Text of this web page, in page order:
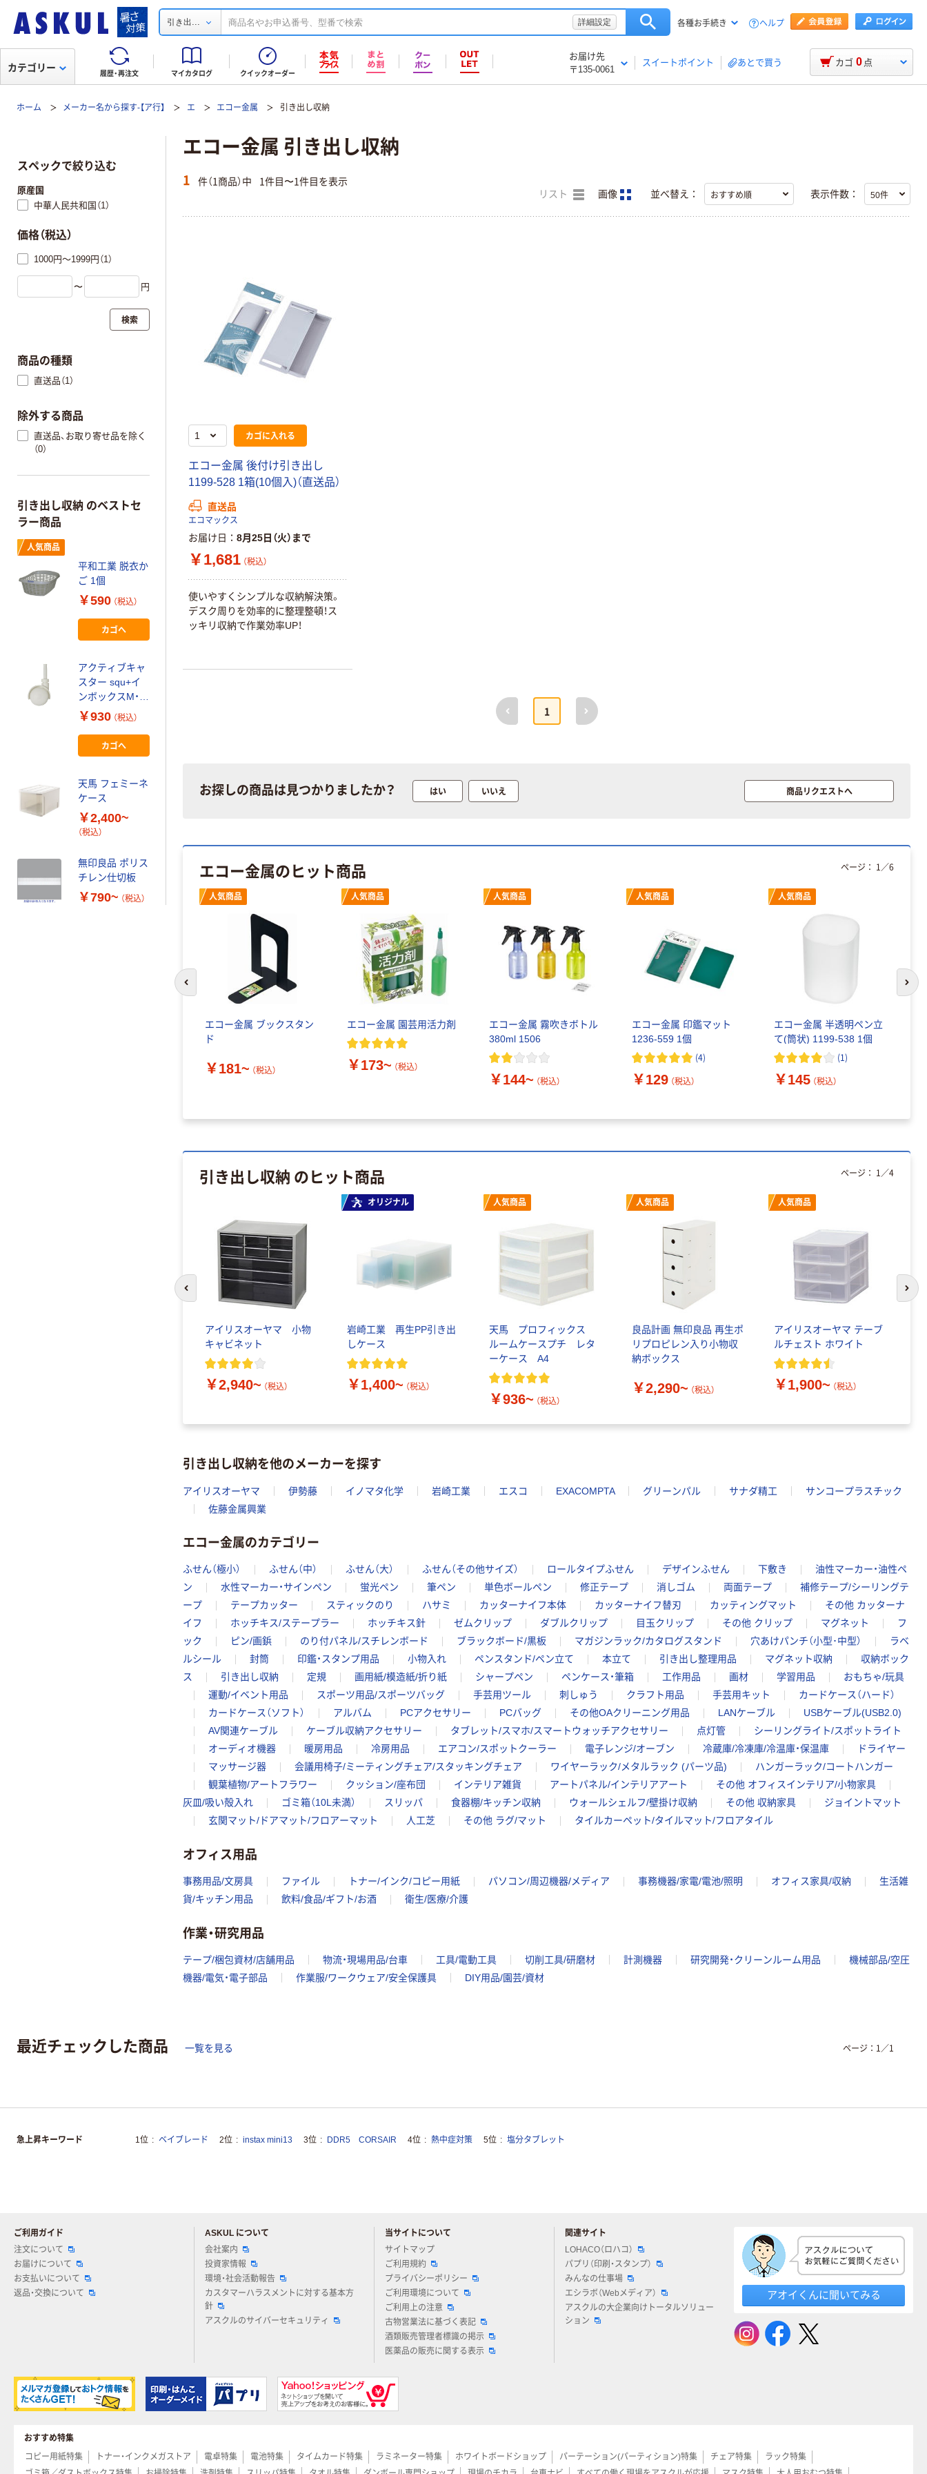
引き出 ... 詳細設定 各種お手続き ヘルプ
履歴・再注文 マイカタログ クイックオーダー
お届け先
〒135-0061
スイートポイント あとで買う
カテゴリー カゴ 0 点
ホーム メーカー名から探す-【ア行】 エ エコー金属 引き出し収納
エコー金属 引き出し収納
1 件（1商品）中 1件目〜1件目を表示
リスト 画像 並べ替え： 表示件数：
カゴに入れる
エコー金属 後付け引き出し
1199-528 1箱(10個入)（直送品）
直送品
エコマックス
お届け日 8月25日（火）まで
￥1,681 （税込）
使いやすくシンプルな収納解決策。
デスク周りを効率的に整理整頓！ス
ッキリ収納で作業効率UP！
前へ
1
次へ
お探しの商品は見つかりましたか？ はい いいえ 商品リクエストへ
エコー金属のヒット商品
人気商品
エコー金属 ブックスタン
ド
￥181~ （税込）
人気商品
エコー金属 園芸用活力剤
￥173~ （税込）
人気商品
エコー金属 霧吹きボトル
380ml 1506
￥144~ （税込）
人気商品
エコー金属 印鑑マット
1236-559 1個
(4)
￥129 （税込）
人気商品
エコー金属 半透明ペン立
て(筒状) 1199-538 1個
(1)
￥145 （税込）
ページ： 1 ／6
前のスライドへ 次
引き出し収納 のヒット商品
アイリスオーヤマ 小物
キャビネット
￥2,940~ （税込）
オリジナル
岩崎工業 再生PP引き出
しケース
￥1,400~ （税込）
人気商品
天馬 プロフィックス
ルームケースプチ レタ
ーケース A4
￥936~ （税込）
人気商品
良品計画 無印良品 再生ポ
リプロピレン入り小物収
納ボックス
￥2,290~ （税込）
人気商品
アイリスオーヤマ テーブ
ルチェスト ホワイト
￥1,900~ （税込）
ページ： 1 ／4
前のスライドへ 次
引き出し収納を他のメーカーを探す
アイリスオーヤマ 伊勢藤 イノマタ化学 岩崎工業 エスコ EXACOMPTA グリーンパル サナダ精工
サンコープラスチック
佐藤金属興業
エコー金属のカテゴリー
ふせん（極小） ふせん（中） ふせん（大） ふせん（その他サイズ） ロールタイプふせん デザインふせん 下敷き
油性マーカー・油性ペ
ン
水性マーカー・サインペン 蛍光ペン 筆ペン 単色ボールペン 修正テープ 消しゴム 両面テープ
補修テープ/シーリングテ
ープ
テープカッター スティックのり ハサミ カッターナイフ本体 カッターナイフ替刃 カッティングマット
その他 カッターナ
イフ
ホッチキス/ステープラー ホッチキス針 ゼムクリップ ダブルクリップ 目玉クリップ その他 クリップ マグネット
フ
ック
ピン/画鋲 のり付パネル/スチレンボード ブラックボード/黒板 マガジンラック/カタログスタンド 穴あけパンチ（小型･中型）
ラベ
ルシール
封筒 印鑑・スタンプ用品 小物入れ ペンスタンド/ペン立て 本立て 引き出し整理用品 マグネット収納
収納ボック
ス
引き出し収納 定規 画用紙/模造紙/折り紙 シャープペン ペンケース・筆箱 工作用品 画材 学習用品
おもちゃ/玩具
運動/イベント用品
スポーツ用品/スポーツバッグ 手芸用ツール 刺しゅう クラフト用品 手芸用キット
カードケース（ハード）
カードケース（ソフト）
アルバム PCアクセサリー PCバッグ その他OAクリーニング用品 LANケーブル
USBケーブル(USB2.0)
AV関連ケーブル
ケーブル収納アクセサリー タブレット/スマホ/スマートウォッチアクセサリー 点灯管
シーリングライト/スポットライト
オーディオ機器
暖房用品 冷房用品 エアコン/スポットクーラー 電子レンジ/オーブン 冷蔵庫/冷凍庫/冷温庫・保温庫
ドライヤー
マッサージ器
会議用椅子/ミーティングチェア/スタッキングチェア ワイヤーラック/メタルラック (パーツ品)
ハンガーラック/コートハンガー
観葉植物/アートフラワー
クッション/座布団 インテリア雑貨 アートパネル/インテリアアート
その他 オフィスインテリア/小物家具
灰皿/吸い殻入れ
ゴミ箱（10L未満） スリッパ 食器棚/キッチン収納 ウォールシェルフ/壁掛け収納 その他 収納家具
ジョイントマット
玄関マット/ドアマット/フロアーマット
人工芝 その他 ラグ/マット タイルカーペット/タイルマット/フロアタイル
オフィス用品
事務用品/文房具 ファイル トナー/インク/コピー用紙 パソコン/周辺機器/メディア 事務機器/家電/電池/照明 オフィス家具/収納
生活雑
貨/キッチン用品
飲料/食品/ギフト/お酒 衛生/医療/介護
作業・研究用品
テープ/梱包資材/店舗用品 物流・現場用品/台車 工具/電動工具 切削工具/研磨材 計測機器 研究開発・クリーンルーム用品
機械部品/空圧
機器/電気・電子部品
作業服/ワークウェア/安全保護具 DIY用品/園芸/資材
スペックで絞り込む
原産国
中華人民共和国（1）
価格（税込）
1000円～1999円（1）
〜 円
検索
商品の種類
直送品（1）
除外する商品
直送品、お取り寄せ品を除く
（0）
引き出し収納 のベストセ
ラー商品
人気商品
平和工業 脱衣か
ご 1個
￥590 （税込）
カゴへ
アクティブキャ
スター squ+イ
ンボックスM・L
用 1セット（4個
ンカ
￥930 （税込）
カゴへ
天馬 フェミーネ
ケース
￥2,400~
（税込）
無印良品 ポリス
チレン仕切板
￥790~ （税込）
最近チェックした商品 一覧を見る ページ： 1 ／1
急上昇キーワード 1位 ベイブレード 2位 instax mini13 3位 DDR5 CORSAIR 4位 熱中症対策 5位 塩分タブレット
ご利用ガイド
注文について
お届けについて
お支払いについて
返品・交換について
ASKUL について
会社案内
投資家情報
環境・社会活動報告
カスタマーハラスメントに対する基本方
針
アスクルのサイバーセキュリティ
当サイトについて
サイトマップ
ご利用規約
プライバシーポリシー
ご利用環境について
ご利用上の注意
古物営業法に基づく表記
酒類販売管理者標識の掲示
医薬品の販売に関する表示
関連サイト
LOHACO（ロハコ）
パプリ（印刷・スタンプ）
みんなの仕事場
エシラボ（Webメディア）
アスクルの大企業向けトータルソリュー
ション
アオイくんに聞いてみる
おすすめ特集
コピー用紙特集
トナー・インクメガストア 電卓特集 電池特集 タイムカード特集 ラミネーター特集 ホワイトボードショップ パーテーション(パーティション)特集 チェア特集
ラック特集